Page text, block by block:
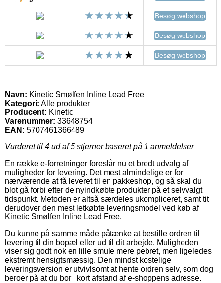
Besøg webshop
Besøg webshop
Besøg webshop
Navn: Kinetic Smølfen Inline Lead Free
Kategori: Alle produkter
Producent: Kinetic
Varenummer: 33648754
EAN: 5707461366489
Vurderet til 4 ud af 5 stjerner baseret på 1 anmeldelser
En række e-forretninger foreslår nu et bredt udvalg af
muligheder for levering. Det mest almindelige er for
nærværende at få leveret til en pakkeshop, og så skal du
blot gå forbi efter de nyindkøbte produkter på et selvvalgt
tidspunkt. Metoden er altså særdeles ukompliceret, samt tit
derudover den mest letkøbte leveringsmodel ved køb af
Kinetic Smølfen Inline Lead Free.
Du kunne på samme måde påtænke at bestille ordren til
levering til din bopæl eller ud til dit arbejde. Muligheden
viser sig godt nok en lille smule mere pebret, men ligeledes
ekstremt hensigtsmæssig. Den mindst kostelige
leveringsversion er utvivlsomt at hente ordren selv, som dog
beroer på at du bor i kort afstand af e-shoppens adresse.